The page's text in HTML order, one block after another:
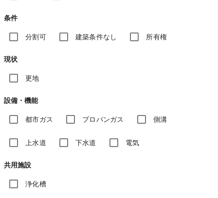
条件
分割可 建築条件なし 所有権
現状
更地
設備・機能
都市ガス プロパンガス 側溝
上水道 下水道 電気
共用施設
浄化槽